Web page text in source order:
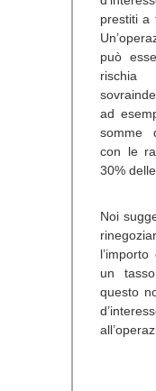
prestiti a
può
ad
somme
con le
30%
Noi
un
questo